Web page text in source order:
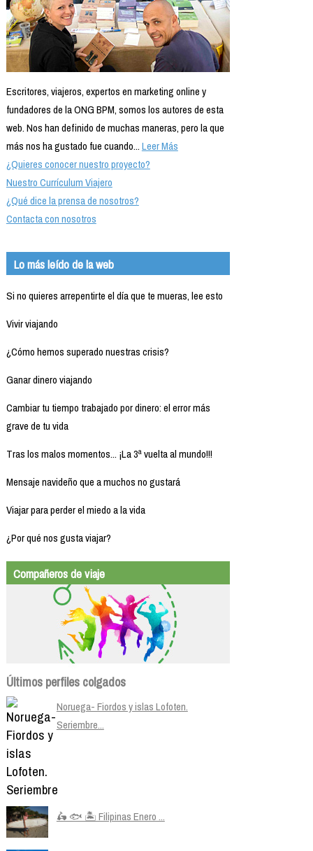
Escritores, viajeros, expertos en marketing online y
fundadores de la ONG BPM, somos los autores de esta
web. Nos han definido de muchas maneras, pero la que
más nos ha gustado fue cuando...Leer Más
¿Quieres conocer nuestro proyecto?
Nuestro Currículum Viajero
¿Qué dice la prensa de nosotros?
Contacta con nosotros
Lo más leído de la web
Si no quieres arrepentirte el día que te mueras, lee esto
Vivir viajando
¿Cómo hemos superado nuestras crisis?
Ganar dinero viajando
Cambiar tu tiempo trabajado por dinero: el error más
grave de tu vida
Tras los malos momentos... ¡La 3ª vuelta al mundo!!!
Mensaje navideño que a muchos no gustará
Viajar para perder el miedo a la vida
¿Por qué nos gusta viajar?
Compañeros de viaje
Últimos perfiles colgados
Noruega- Fiordos y islas Lofoten.
Seriembre...
🛵 🐟 🏝️ Filipinas Enero ...